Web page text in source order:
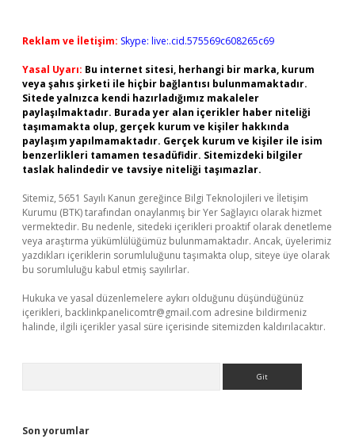
Reklam ve İletişim: Skype: live:.cid.575569c608265c69
Yasal Uyarı: Bu internet sitesi, herhangi bir marka, kurum
veya şahıs şirketi ile hiçbir bağlantısı bulunmamaktadır.
Sitede yalnızca kendi hazırladığımız makaleler
paylaşılmaktadır. Burada yer alan içerikler haber niteliği
taşımamakta olup, gerçek kurum ve kişiler hakkında
paylaşım yapılmamaktadır. Gerçek kurum ve kişiler ile isim
benzerlikleri tamamen tesadüfidir. Sitemizdeki bilgiler
taslak halindedir ve tavsiye niteliği taşımazlar.
Sitemiz, 5651 Sayılı Kanun gereğince Bilgi Teknolojileri ve İletişim
Kurumu (BTK) tarafından onaylanmış bir Yer Sağlayıcı olarak hizmet
vermektedir. Bu nedenle, sitedeki içerikleri proaktif olarak denetleme
veya araştırma yükümlülüğümüz bulunmamaktadır. Ancak, üyelerimiz
yazdıkları içeriklerin sorumluluğunu taşımakta olup, siteye üye olarak
bu sorumluluğu kabul etmiş sayılırlar.
Hukuka ve yasal düzenlemelere aykırı olduğunu düşündüğünüz
içerikleri, backlinkpanelicomtr@gmail.com adresine bildirmeniz
halinde, ilgili içerikler yasal süre içerisinde sitemizden kaldırılacaktır.
Son yorumlar